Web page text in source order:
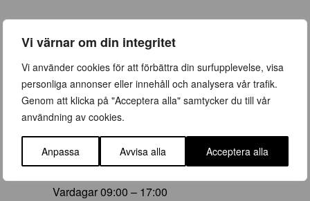
Vi värnar om din integritet
Vi använder cookies för att förbättra din surfupplevelse, visa
personliga annonser eller innehåll och analysera vår trafik.
Genom att klicka på "Acceptera alla" samtycker du till vår
användning av cookies.
Anpassa Avvisa alla Acceptera alla
ÖPPETTIDER
Vår (23 mars – 28 juni)
Vardagar 09:00 – 19:00
Lördag 10:00 – 16:00
Söndag/helgdag 10:00 – 16:00
Vardagar 09:00 – 17:00